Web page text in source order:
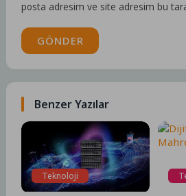
posta adresim ve site adresim bu
GÖNDER
Benzer Yazılar
Teknoloji